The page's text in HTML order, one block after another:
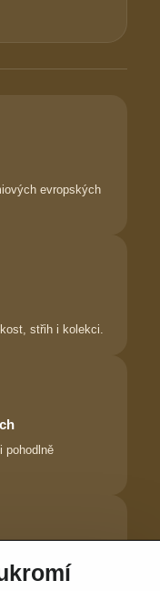
evropských
střih i kolekci.
pohodlně